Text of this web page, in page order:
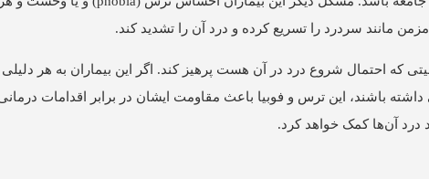
احتمال شروع درد در آن هست پرهیز کند. اگر این بیماران به هر دلیلی
باشند، این ترس و فوبیا باعث مقاومت ایشان در برابر اقدامات